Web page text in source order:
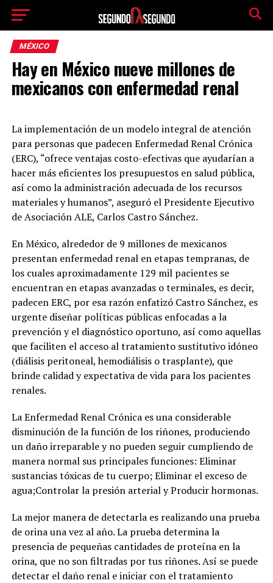
MÉXICO
Hay en México nueve millones de
mexicanos con enfermedad renal
La implementación de un modelo integral de atención
para personas que padecen Enfermedad Renal Crónica
(ERC), “ofrece ventajas costo-efectivas que ayudarían a
hacer más eficientes los presupuestos en salud pública,
así como la administración adecuada de los recursos
materiales y humanos”, aseguró el Presidente Ejecutivo
de Asociación ALE, Carlos Castro Sánchez.
En México, alrededor de 9 millones de mexicanos
presentan enfermedad renal en etapas tempranas, de
los cuales aproximadamente 129 mil pacientes se
encuentran en etapas avanzadas o terminales, es decir,
padecen ERC, por esa razón enfatizó Castro Sánchez, es
urgente diseñar políticas públicas enfocadas a la
prevención y el diagnóstico oportuno, así como aquellas
que faciliten el acceso al tratamiento sustitutivo idóneo
(diálisis peritoneal, hemodiálisis o trasplante), que
brinde calidad y expectativa de vida para los pacientes
renales.
La Enfermedad Renal Crónica es una considerable
disminución de la función de los riñones, produciendo
un daño irreparable y no pueden seguir cumpliendo de
manera normal sus principales funciones: Eliminar
sustancias tóxicas de tu cuerpo; Eliminar el exceso de
agua;Controlar la presión arterial y Producir hormonas.
La mejor manera de detectarla es realizando una prueba
de orina una vez al año. La prueba determina la
presencia de pequeñas cantidades de proteína en la
orina, que no son filtradas por tus riñones. Así se puede
detectar el daño renal e iniciar con el tratamiento